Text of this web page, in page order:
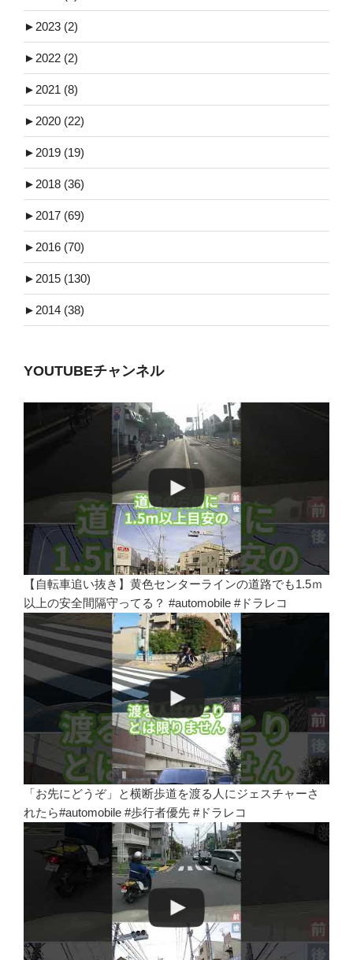
► 2023 (2)
► 2022 (2)
► 2021 (8)
► 2020 (22)
► 2019 (19)
► 2018 (36)
► 2017 (69)
► 2016 (70)
► 2015 (130)
► 2014 (38)
YOUTUBEチャンネル
【自転車追い抜き】黄色センターラインの道路でも1.5ｍ
以上の安全間隔守ってる？ #automobile #ドラレコ
「お先にどうぞ」と横断歩道を渡る人にジェスチャーさ
れたら#automobile #歩行者優先 #ドラレコ